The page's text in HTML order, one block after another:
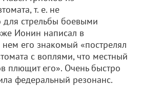
т. е. не
для стрельбы боевыми
Ионин написал в
нем его знакомый «пострелял
с воплями, что местный
плющит его». Очень быстро
федеральный резонанс.